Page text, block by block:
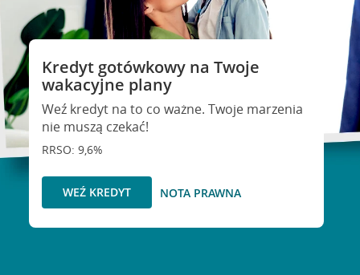
Kredyt gotówkowy na Twoje
wakacyjne plany
Weź kredyt na to co ważne. Twoje marzenia
nie muszą czekać!
RRSO: 9,6%
WEŹ KREDYT NOTA PRAWNA